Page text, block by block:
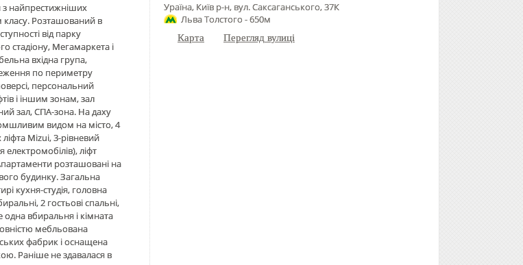
найпрестижніших
класу. Розташований в
від парку
стадіону, Мегамаркета і
вхідна група,
по периметру
персональний
і іншим зонам, зал
зал, СПА-зона. На даху
видом на місто, 4
Mizui, 3-рівневий
електромобілів), ліфт
розташовані на
будинку. Загальна
кухня-студія, головна
2 гостьові спальні,
вбиральня і кімната
мебльована
фабрик і оснащена
Раніше не здавалася в
Ураїна, Київ р-н, вул. Саксаганського, 37К
Льва Толстого - 650м
Карта Перегляд вулиці